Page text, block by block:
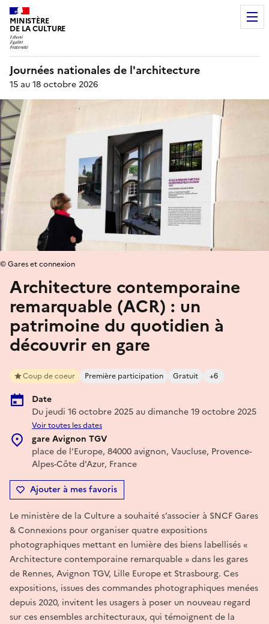
MINISTÈRE
DE LA CULTURE
Journées nationales de l'architecture
15 au 18 octobre 2026
Architecture contemporaine
remarquable (ACR) : un
patrimoine du quotidien à
découvrir en gare
Coup de coeur Première participation Gratuit +6
Date
Du jeudi 16 octobre 2025 au dimanche 19 octobre 2025
Voir toutes les dates
gare Avignon TGV
place de l'Europe, 84000 avignon, Vaucluse, Provence-
Alpes-Côte d'Azur, France
Ajouter à mes favoris
© Gares et connexion
Le ministère de la Culture a souhaité s’associer à SNCF Gares
& Connexions pour organiser quatre expositions
photographiques mettant en lumière des biens labellisés «
Architecture contemporaine remarquable » dans les gares
de Rennes, Avignon TGV, Lille Europe et Strasbourg. Ces
expositions, issues des commandes photographiques menées
depuis 2020, invitent les usagers à poser un nouveau regard
sur ces ensembles architecturaux, qui témoignent de la